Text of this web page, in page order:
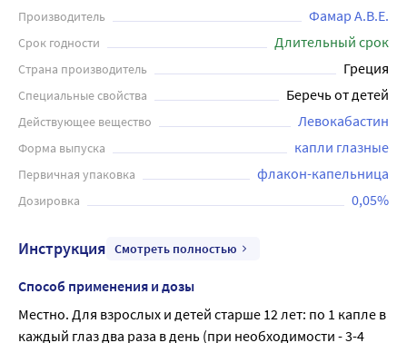
продолжать до исчезновения симптомов. Поскольку
глазные капли представляют собой суспензию, флакон
необходимо встряхивать перед каждым применением.
Глазные капли следует использовать в течение одного
месяца после вскрытия.
Производитель Фамар А.В.Е.
Срок годности Длительный срок
Страна производитель Греция
Специальные свойства Беречь от детей
Действующее вещество Левокабастин
Форма выпуска капли глазные
Первичная упаковка флакон-капельница
Дозировка 0,05%
Инструкция Смотреть полностью
Способ применения и дозы
Местно. Для взрослых и детей старше 12 лет: по 1 капле в
каждый глаз два раза в день (при необходимости - 3-4